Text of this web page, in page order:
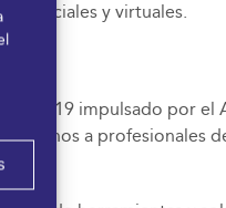
y virtuales.
19 impulsado por
a profesionales